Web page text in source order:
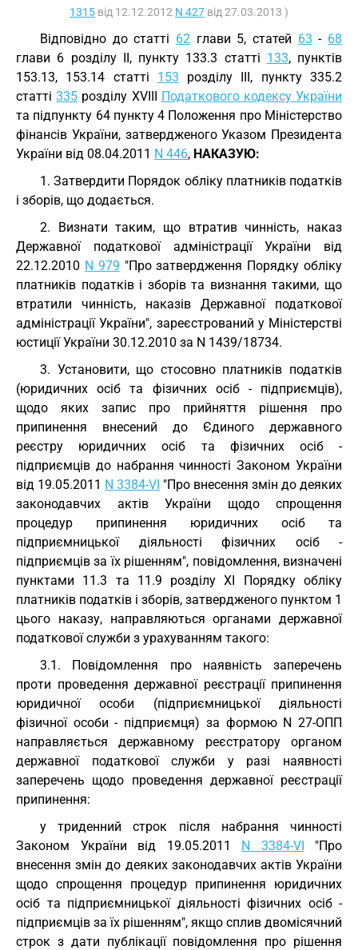
1315 від 12.12.2012 N 427 від 27.03.2013 )
Відповідно до статті 62 глави 5, статей 63 - 68
глави 6 розділу II, пункту 133.3 статті 133, пунктів
153.13, 153.14 статті 153 розділу III, пункту 335.2
статті335 розділу XVIII Податкового кодексу України
та підпункту 64 пункту 4 Положення про Міністерство
фінансів України, затвердженого Указом Президента
України від 08.04.2011 N 446, НАКАЗУЮ:
1. Затвердити Порядок обліку платників податків
і зборів, що додається.
2. Визнати таким, що втратив чинність, наказ
Державної податкової адміністрації України від
22.12.2010 N 979 "Про затвердження Порядку обліку
платників податків і зборів та визнання такими, що
втратили чинність, наказів Державної податкової
адміністрації України", зареєстрований у Міністерстві
юстиції України 30.12.2010 за N 1439/18734.
3. Установити, що стосовно платників податків
(юридичних осіб та фізичних осіб - підприємців),
щодо яких запис про прийняття рішення про
припинення внесений до Єдиного державного
реєстру юридичних осіб та фізичних осіб -
підприємців до набрання чинності Законом України
від 19.05.2011 N 3384-VI "Про внесення змін до деяких
законодавчих актів України щодо спрощення
процедур припинення юридичних осіб та
підприємницької діяльності фізичних осіб -
підприємців за їх рішенням", повідомлення, визначені
пунктами 11.3 та 11.9 розділу XI Порядку обліку
платників податків і зборів, затвердженого пунктом 1
цього наказу, направляються органами державної
податкової служби з урахуванням такого:
3.1. Повідомлення про наявність заперечень
проти проведення державної реєстрації припинення
юридичної особи (підприємницької діяльності
фізичної особи - підприємця) за формою N 27-ОПП
направляється державному реєстратору органом
державної податкової служби у разі наявності
заперечень щодо проведення державної реєстрації
припинення:
у триденний строк після набрання чинності
Законом України від 19.05.2011 N 3384-VI "Про
внесення змін до деяких законодавчих актів України
щодо спрощення процедур припинення юридичних
осіб та підприємницької діяльності фізичних осіб -
підприємців за їх рішенням", якщо сплив двомісячний
строк з дати публікації повідомлення про рішення